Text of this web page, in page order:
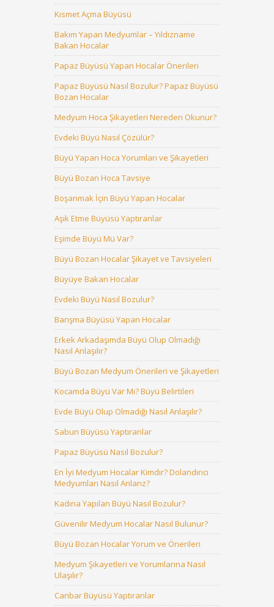
Kısmet Açma Büyüsü
Bakım Yapan Medyumlar – Yıldızname
Bakan Hocalar
Papaz Büyüsü Yapan Hocalar Önerileri
Papaz Büyüsü Nasıl Bozulur? Papaz Büyüsü
Bozan Hocalar
Medyum Hoca Şikayetleri Nereden Okunur?
Evdeki Büyü Nasıl Çözülür?
Büyü Yapan Hoca Yorumları ve Şikayetleri
Büyü Bozan Hoca Tavsiye
Boşanmak İçin Büyü Yapan Hocalar
Aşık Etme Büyüsü Yaptıranlar
Eşimde Büyü Mü Var?
Büyü Bozan Hocalar Şikayet ve Tavsiyeleri
Büyüye Bakan Hocalar
Evdeki Büyü Nasıl Bozulur?
Barışma Büyüsü Yapan Hocalar
Erkek Arkadaşımda Büyü Olup Olmadığı
Nasıl Anlaşılır?
Büyü Bozan Medyum Önerileri ve Şikayetleri
Kocamda Büyü Var Mı? Büyü Belirtileri
Evde Büyü Olup Olmadığı Nasıl Anlaşılır?
Sabun Büyüsü Yaptıranlar
Papaz Büyüsü Nasıl Bozulur?
En İyi Medyum Hocalar Kimdir? Dolandırıcı
Medyumları Nasıl Anlarız?
Kadına Yapılan Büyü Nasıl Bozulur?
Güvenilir Medyum Hocalar Nasıl Bulunur?
Büyü Bozan Hocalar Yorum ve Önerileri
Medyum Şikayetleri ve Yorumlarına Nasıl
Ulaşılır?
Canbar Büyüsü Yaptıranlar